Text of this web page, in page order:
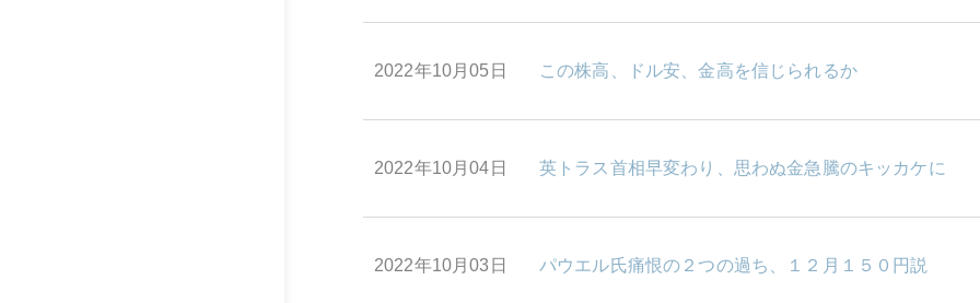
2022年10月05日 この株高、ドル安、金高を信じられるか
2022年10月04日 英トラス首相早変わり、思わぬ金急騰のキッカケに
2022年10月03日 パウエル氏痛恨の２つの過ち、１２月１５０円説